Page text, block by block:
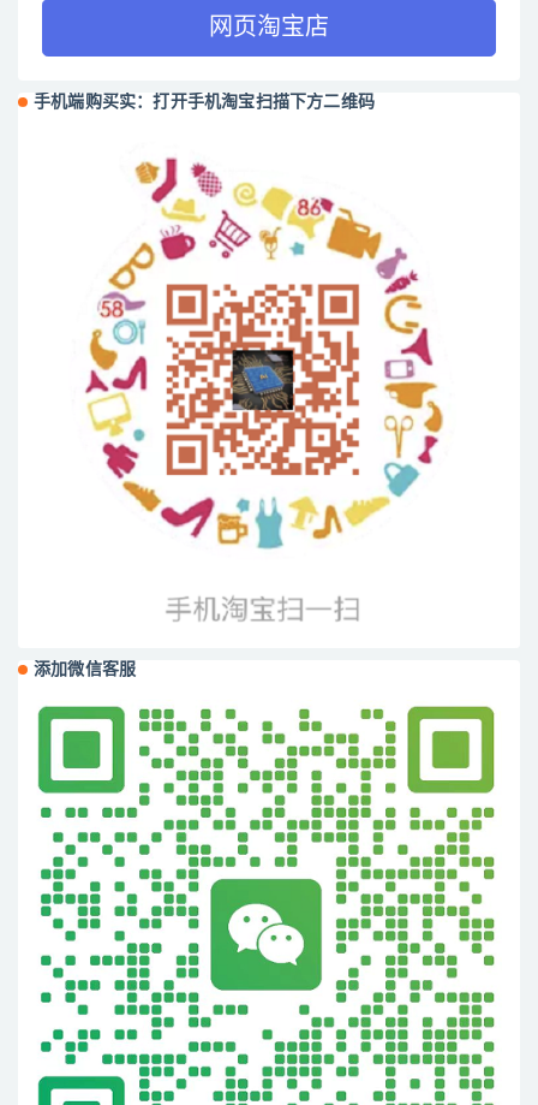
网页淘宝店
手机端购买实：打开手机淘宝扫描下方二维码
添加微信客服